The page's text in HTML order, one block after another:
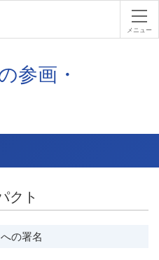
パーク２
メニュー
参画・
クト
の署名